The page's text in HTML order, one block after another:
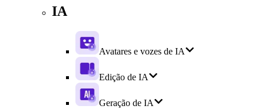
IA
Avatares e vozes de IA
Edição de IA
Geração de IA